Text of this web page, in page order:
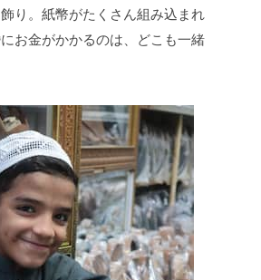
り。紙幣がたくさん組み込まれ
お金がかかるのは、どこも一緒